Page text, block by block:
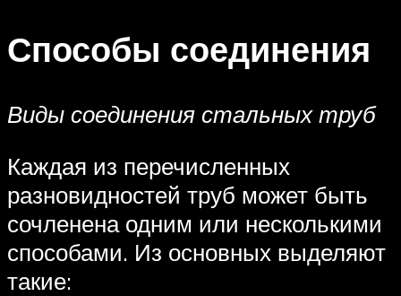
Способы соединения
Виды соединения стальных труб
Каждая из перечисленных
разновидностей труб может быть
сочленена одним или несколькими
способами. Из основных выделяют
такие: